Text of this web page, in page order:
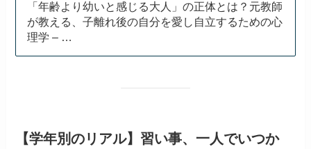
「年齢より幼いと感じる大人」の正体とは？元教師
が教える、子離れ後の自分を愛し自立するための心
理学 – …
【学年別のリアル】習い事、一人でいつか